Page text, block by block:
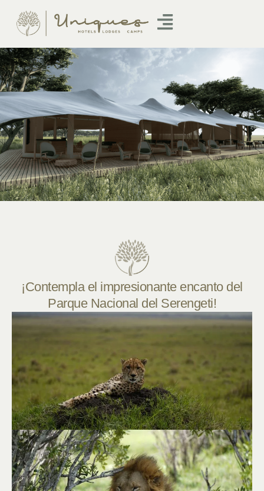
¡Contempla el impresionante encanto del
Parque Nacional del Serengeti!